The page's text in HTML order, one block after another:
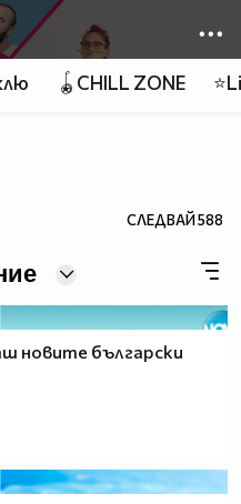
🪀CHILL ZONE
СЛЕДВАЙ588
новите български